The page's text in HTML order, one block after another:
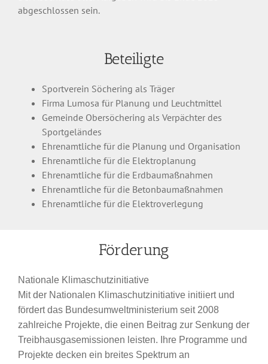
abgeschlossen sein.
Beteiligte
Sportverein Söchering als Träger
Firma Lumosa für Planung und Leuchtmittel
Gemeinde Obersöchering als Verpächter des
Sportgeländes
Ehrenamtliche für die Planung und Organisation
Ehrenamtliche für die Elektroplanung
Ehrenamtliche für die Erdbaumaßnahmen
Ehrenamtliche für die Betonbaumaßnahmen
Ehrenamtliche für die Elektroverlegung
Förderung
Nationale Klimaschutzinitiative
Mit der Nationalen Klimaschutzinitiative initiiert und
fördert das Bundesumweltministerium seit 2008
zahlreiche Projekte, die einen Beitrag zur Senkung der
Treibhausgasemissionen leisten. Ihre Programme und
Projekte decken ein breites Spektrum an